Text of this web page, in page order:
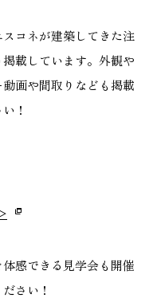
コネが建築してきた注
載しています。外観や
画や間取りなども掲載
！
感できる見学会も開催
さい！